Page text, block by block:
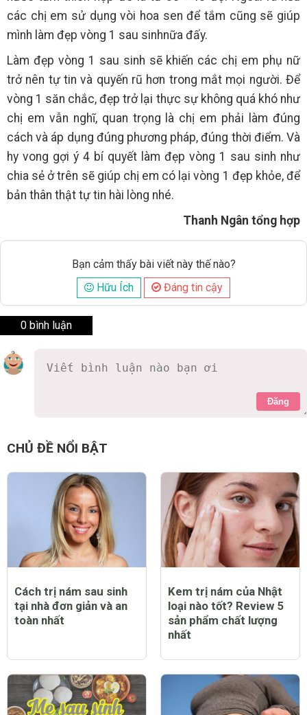
các chị em sử dụng vòi hoa sen để tắm cũng sẽ giúp
mình làm đẹp vòng 1 sau sinhnữa đấy.
Làm đẹp vòng 1 sau sinh sẽ khiến các chị em phụ nữ
trở nên tự tin và quyến rũ hơn trong mắt mọi người. Để
vòng 1 săn chắc, đẹp trở lại thực sự không quá khó như
chị em vẫn nghĩ, quan trọng là chị em phải làm đúng
cách và áp dụng đúng phương pháp, đúng thời điểm. Và
hy vong gợi ý 4 bí quyết làm đẹp vòng 1 sau sinh như
chia sẻ ở trên sẽ giúp chị em có lại vòng 1 đẹp khỏe, để
bản thân thật tự tin hài lòng nhé.
Thanh Ngân tổng hợp
Bạn cảm thấy bài viết này thế nào?
Hữu Ích
Đáng tin cậy
0 bình luận
Đăng
CHỦ ĐỀ NỔI BẬT
Cách trị nám sau sinh
tại nhà đơn giản và an
toàn nhất
Kem trị nám của Nhật
loại nào tốt? Review 5
sản phẩm chất lượng
nhất